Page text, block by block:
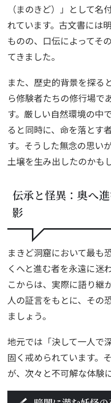
（まのきど）」として
れています。古文書には
ものの、口伝によってそ
てきました。
また、歴史的背景を探る
ら修験者たちの修行場で
す。厳しい自然環境の中
ると同時に、命を落とす
す。そうした無念の思い
土壌を生み出したのかも
伝承と怪異：奥へ
影
まきど洞窟において最も
くへと進む者を永遠に迷
こからは、実際に語り継
人の証言をもとに、その
ましょう。
地元では「決して一人で
固く戒められています。
が、次々と不可解な体験